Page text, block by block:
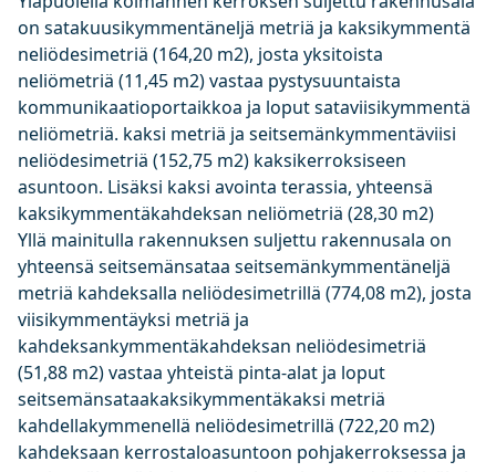
on satakuusikymmentäneljä metriä ja kaksikymmentä
neliödesimetriä (164,20 m2), josta yksitoista
neliömetriä (11,45 m2) vastaa pystysuuntaista
kommunikaatioportaikkoa ja loput sataviisikymmentä
neliömetriä. kaksi metriä ja seitsemänkymmentäviisi
neliödesimetriä (152,75 m2) kaksikerroksiseen
asuntoon. Lisäksi kaksi avointa terassia, yhteensä
kaksikymmentäkahdeksan neliömetriä (28,30 m2)
Yllä mainitulla rakennuksen suljettu rakennusala on
yhteensä seitsemänsataa seitsemänkymmentäneljä
metriä kahdeksalla neliödesimetrillä (774,08 m2), josta
viisikymmentäyksi metriä ja
kahdeksankymmentäkahdeksan neliödesimetriä
(51,88 m2) vastaa yhteistä pinta-alat ja loput
seitsemänsataakaksikymmentäkaksi metriä
kahdellakymmenellä neliödesimetrillä (722,20 m2)
kahdeksaan kerrostaloasuntoon pohjakerroksessa ja